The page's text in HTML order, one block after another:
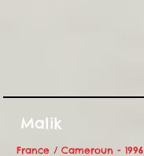
Malik
France / Cameroun - 1996